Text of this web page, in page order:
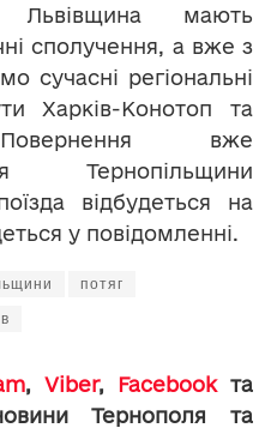
мають
сполучення, а вже з
сучасні регіональні
Харків-Конотоп та
вже
Тернопільщини
відбудеться на
у повідомленні.
потяг
, Viber, Facebookта
Тернополя та